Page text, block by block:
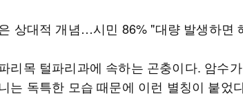
상대적 개념…시민 86% "대량 발생하면
리목 털파리과에 속하는 곤충이다. 암수
는 독특한 모습 때문에 이런 별칭이 붙었